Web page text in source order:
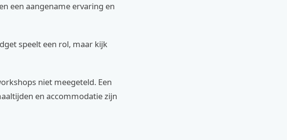
een aangename ervaring en
speelt een rol, maar kijk
niet meegeteld. Een
en accommodatie zijn